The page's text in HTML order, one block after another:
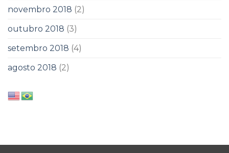
novembro 2018 (2)
outubro 2018 (3)
setembro 2018 (4)
agosto 2018 (2)